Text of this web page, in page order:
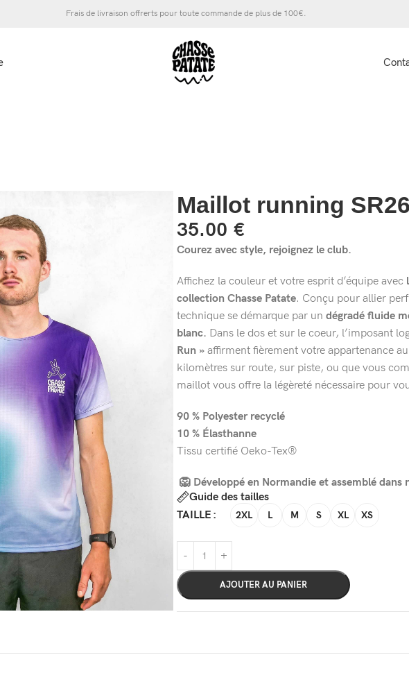
Frais de livraison offrerts pour toute commande de plus de 100€.
Maillot running
35.00 €
Courez avec style, rejoignez le club.
Affichez la couleur et votre esprit d’équipe avec
collection Chasse Patate. Conçu pour allier
technique se démarque par un dégradé fluide
blanc. Dans le dos et sur le coeur, l’imposant
Run » affirment fièrement votre appartenance
kilomètres sur route, sur piste, ou que vous
maillot vous offre la légèreté nécessaire pour
90 % Polyester recyclé
10 % Élasthanne
Tissu certifié Oeko-Tex®
🦁 Développé en Normandie et assemblé dans
Guide des tailles
TAILLE
2XL L M S XL XS
AJOUTER AU PANIER